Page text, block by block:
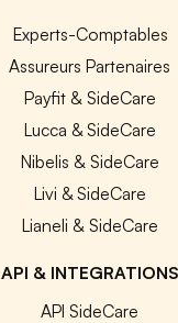
Experts-Comptables
Assureurs Partenaires
Payfit & SideCare
Lucca & SideCare
Nibelis & SideCare
Livi & SideCare
Lianeli & SideCare
API & INTEGRATIONS
API SideCare